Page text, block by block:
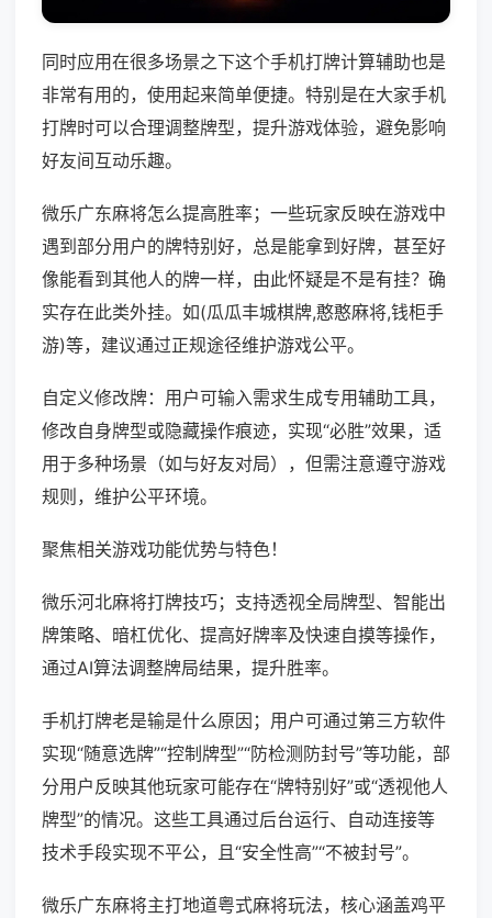
同时应用在很多场景之下这个手机打牌计算辅助也是
非常有用的，使用起来简单便捷。特别是在大家手机
打牌时可以合理调整牌型，提升游戏体验，避免影响
好友间互动乐趣。
微乐广东麻将怎么提高胜率；一些玩家反映在游戏中
遇到部分用户的牌特别好，总是能拿到好牌，甚至好
像能看到其他人的牌一样，由此怀疑是不是有挂？确
实存在此类外挂。如(瓜瓜丰城棋牌,憨憨麻将,钱柜手
游)等，建议通过正规途径维护游戏公平。
自定义修改牌：用户可输入需求生成专用辅助工具，
修改自身牌型或隐藏操作痕迹，实现“必胜”效果，适
用于多种场景（如与好友对局），但需注意遵守游戏
规则，维护公平环境。
聚焦相关游戏功能优势与特色！
微乐河北麻将打牌技巧；支持透视全局牌型、智能出
牌策略、暗杠优化、提高好牌率及快速自摸等操作，
通过AI算法调整牌局结果，提升胜率。
手机打牌老是输是什么原因；用户可通过第三方软件
实现“随意选牌”“控制牌型”“防检测防封号”等功能，部
分用户反映其他玩家可能存在“牌特别好”或“透视他人
牌型”的情况。这些工具通过后台运行、自动连接等
技术手段实现不平公，且“安全性高”“不被封号”。
微乐广东麻将主打地道粤式麻将玩法，核心涵盖鸡平